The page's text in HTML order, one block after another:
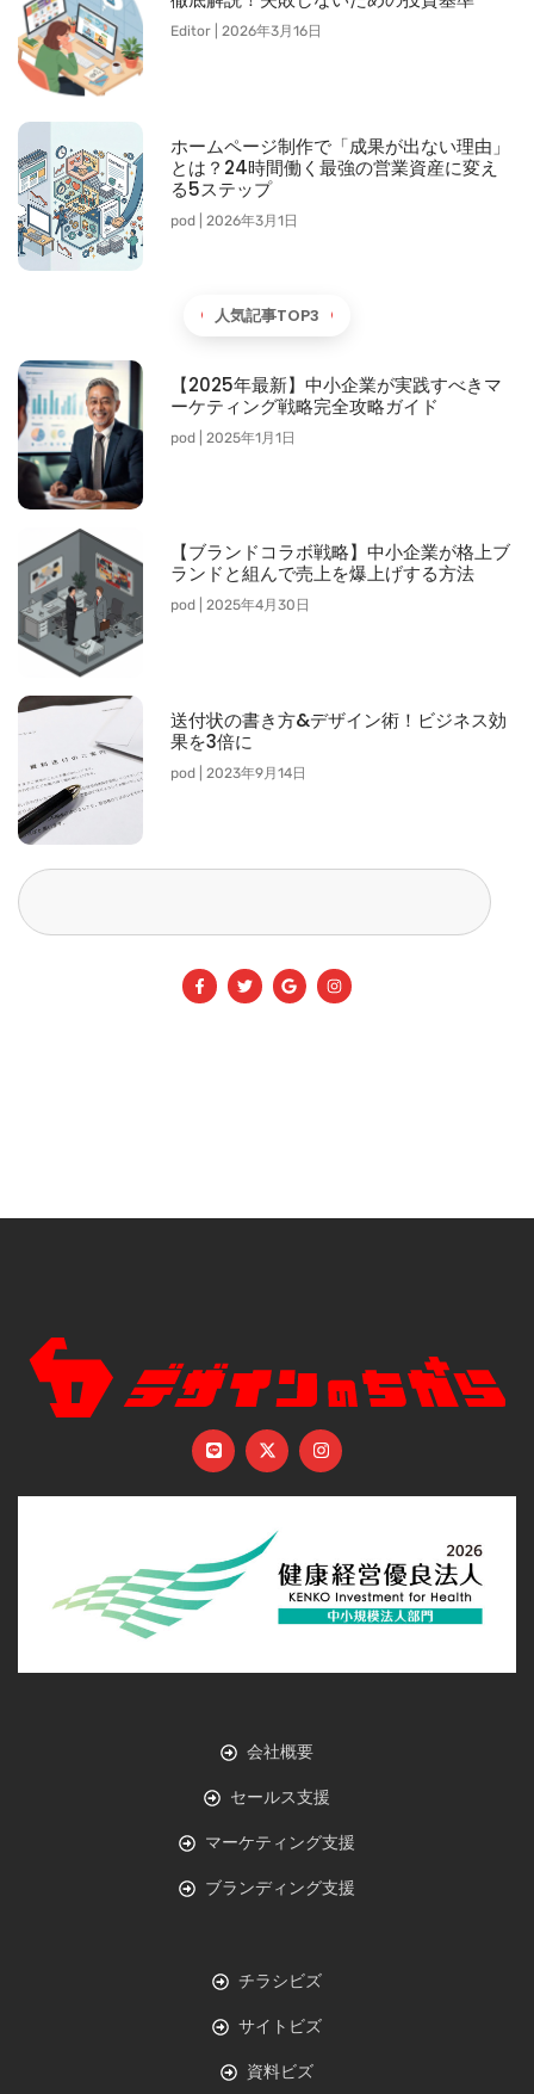
Editor 2026年3月16日
ホームページ制作で「成果が出ない理由」
とは？24時間働く最強の営業資産に変え
る5ステップ
pod 2026年3月1日
人気記事TOP3
【2025年最新】中小企業が実践すべきマ
ーケティング戦略完全攻略ガイド
pod 2025年1月1日
【ブランドコラボ戦略】中小企業が格上ブ
ランドと組んで売上を爆上げする方法
pod 2025年4月30日
送付状の書き方&デザイン術！ビジネス効
果を3倍に
pod 2023年9月14日
会社概要
セールス支援
マーケティング支援
ブランディング支援
チラシビズ
サイトビズ
資料ビズ